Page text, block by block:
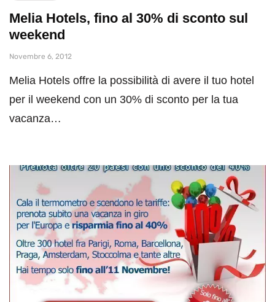
Melia Hotels, fino al 30% di sconto sul
weekend
Novembre 6, 2012
Melia Hotels offre la possibilità di avere il tuo hotel
per il weekend con un 30% di sconto per la tua
vacanza…